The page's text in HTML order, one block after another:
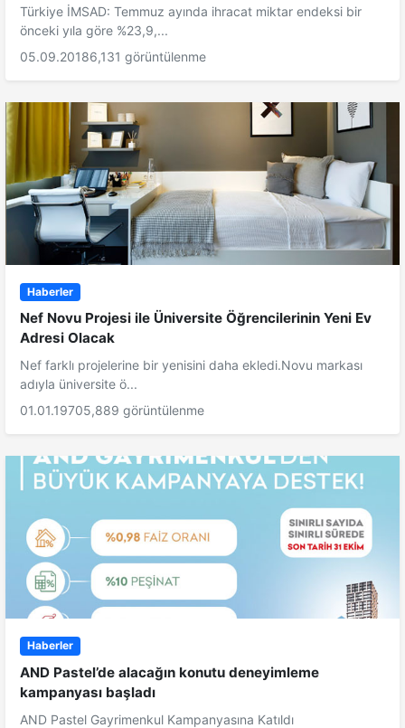
Türkiye İMSAD: Temmuz ayında ihracat miktar endeksi bir
önceki yıla göre %23,9,...
05.09.20186,131 görüntülenme
Haberler
Nef Novu Projesi ile Üniversite Öğrencilerinin Yeni Ev
Adresi Olacak
Nef farklı projelerine bir yenisini daha ekledi.Novu markası
adıyla üniversite ö...
01.01.19705,889 görüntülenme
Haberler
AND Pastel’de alacağın konutu deneyimleme
kampanyası başladı
AND Pastel Gayrimenkul Kampanyasına Katıldı